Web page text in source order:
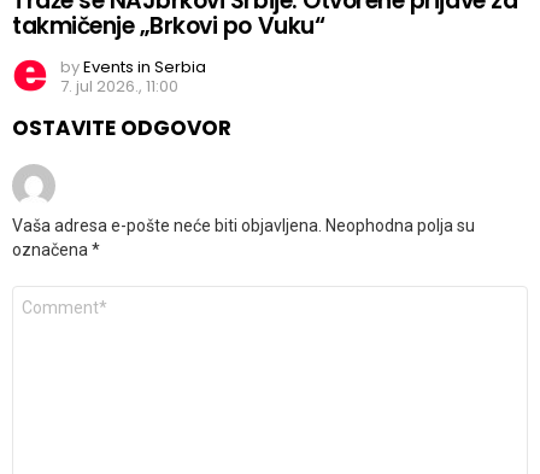
takmičenje „Brkovi po Vuku“
byEvents in Serbia
7. jul 2026., 11:00
OSTAVITE ODGOVOR
Vaša adresa e-pošte neće biti objavljena. Neophodna polja su
označena*
Komentar